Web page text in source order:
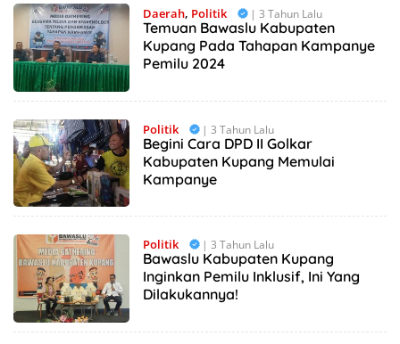
Daerah, Politik | 3 Tahun Lalu
Temuan Bawaslu Kabupaten
Kupang Pada Tahapan Kampanye
Pemilu 2024
Politik | 3 Tahun Lalu
Begini Cara DPD II Golkar
Kabupaten Kupang Memulai
Kampanye
Politik | 3 Tahun Lalu
Bawaslu Kabupaten Kupang
Inginkan Pemilu Inklusif, Ini Yang
Dilakukannya!